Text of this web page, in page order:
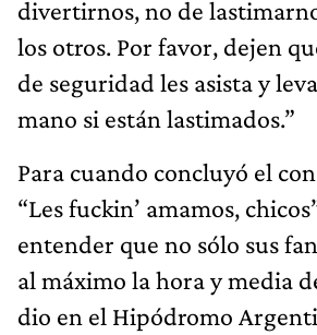
divertirnos, no de
los otros. Por favor, dejen
de seguridad les asista y
mano si están lastimados.”
Para cuando concluyó el
“Les fuckin’ amamos,
entender que no sólo sus
al máximo la hora y media
dio en el Hipódromo